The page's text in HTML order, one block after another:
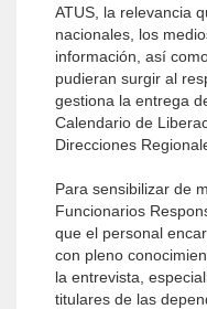
ATUS, la relevancia
nacionales, los
información, así
pudieran surgir al
gestiona la entrega
Calendario de
Direcciones
Para sensibilizar de
Funcionarios
que el personal
con pleno
la entrevista,
titulares de las